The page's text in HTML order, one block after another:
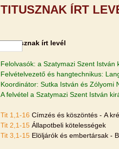
TITUSZNAK ÍRT
A Titusznak írt levél
Felolvasók: a Szatymazi Szent István
Felvételvezető és hangtechnikus:
Koordinátor: Sutka István és Zólyomi
A felvétel a Szatymazi Szent István
Tit 1,1-16 Címzés és köszöntés - A
Tit 2,1-15 Állapotbeli kötelességek
Tit 3,1-15 Elöljárók és embertársak -